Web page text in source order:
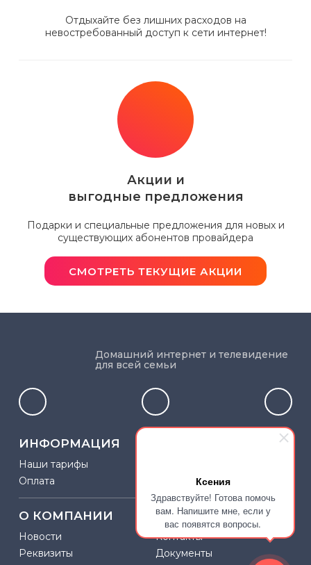
Ксения
Здравствуйте! Готова помочь
вам. Напишите мне, если у
вас появятся вопросы.
Отдыхайте без лишних расходов на
невостребованный доступ к сети интернет!
Акции и
выгодные предложения
Подарки и специальные предложения для новых и
существующих абонентов провайдера
СМОТРЕТЬ ТЕКУЩИЕ АКЦИИ
Домашний интернет и телевидение
для всей семьи
ИНФОРМАЦИЯ
Наши тарифы
Оплата
О КОМПАНИИ
Новости
Контакты
Реквизиты
Документы